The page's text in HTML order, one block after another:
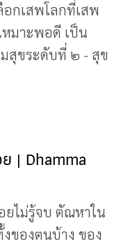
กเสพโลกที่เสพ
มาะพอดี เป็น
สุขระดับที่ ๒ - สุข
| Dhamma
ไม่รู้จบ ตัณหาใน
ของตนบ้าง ของ